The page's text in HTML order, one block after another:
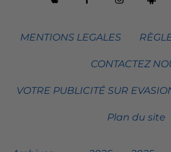
MENTIONS LEGALES
CONTACTEZ
VOTRE PUBLICITÉ SUR
Plan du site